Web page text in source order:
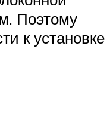
Поэтому
к установке